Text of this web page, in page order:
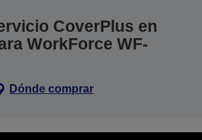
CoverPlus en
WorkForce WF-
Dónde comprar